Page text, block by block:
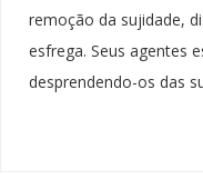
remoção da sujidade,
esfrega. Seus agentes
desprendendo-os das